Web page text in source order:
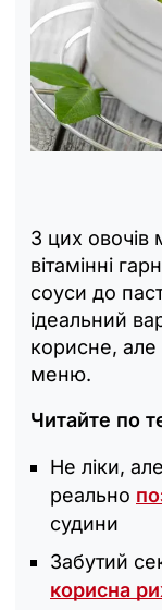
З цих овочів
вітамінні
соуси до
ідеальний
корисне,
меню.
Читайте по
Не ліки,
реально
судини
Забутий
корисна